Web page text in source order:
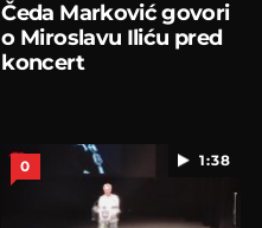
Čeda Marković govori
o Miroslavu Iliću pred
koncert
1:38
0